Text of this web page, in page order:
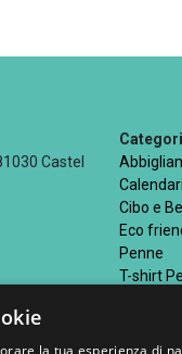
Castel
Calendari
Cibo e
Eco
Penne
T-shirt
la tua esperienza di